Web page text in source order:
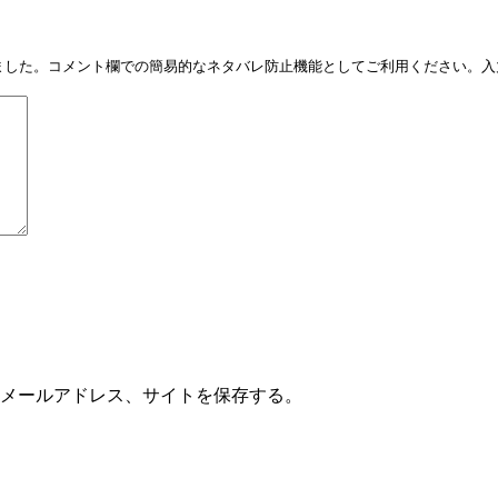
た。コメント欄での簡易的なネタバレ防止機能としてご利用ください。
ールアドレス、サイトを保存する。